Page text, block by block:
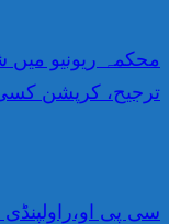
محکمہ ریونیو
ترجیح، کرپشن
سی پی